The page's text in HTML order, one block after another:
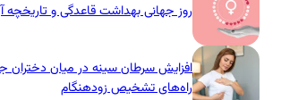
روز جهانی بهداشت قاعدگی و تاریخچه
افزایش سرطان سینه در میان دختران
راه‌های تشخیص زودهنگام